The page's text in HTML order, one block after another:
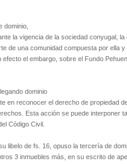
dominio,
la vigencia de la sociedad conyugal, la
de una comunidad compuesta por ella y
el embargo, sobre el Fundo
dominio
en reconocer el derecho de propiedad
Esta acción se puede interponer
Código Civil.
libelo de fs. 16, opuso la tercería de
3 inmuebles más, en su escrito de